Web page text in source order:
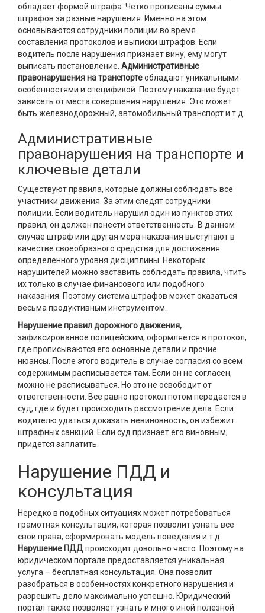
обладает формой штрафа. Четко прописаны суммы
штрафов за разные нарушения. Именно на этом
основываются сотрудники полиции во время
составления протоколов и выписки штрафов. Если
водитель после нарушения признает вину, ему могут
выписать постановление. Административные
правонарушения на транспортеобладают уникальными
особенностями и спецификой. Поэтому наказание будет
зависеть от места совершения нарушения. Это может
быть железнодорожный, автомобильный транспорт и т.д.
Административные
правонарушения на транспорте и
ключевые детали
Существуют правила, которые должны соблюдать все
участники движения. За этим следят сотрудники
полиции. Если водитель нарушил один из пунктов этих
правил, он должен понести ответственность. В данном
случае штраф или другая мера наказания выступают в
качестве своеобразного средства для достижения
определенного уровня дисциплины. Некоторых
нарушителей можно заставить соблюдать правила, чтить
их только в случае финансового или подобного
наказания. Поэтому система штрафов может оказаться
весьма продуктивным инструментом.
Нарушение правил дорожного движения,
зафиксированное полицейским, оформляется в протокол,
где прописываются его основные детали и прочие
нюансы. После этого водитель в случае согласия со всем
содержимым расписывается там. Если он не согласен,
можно не расписываться. Но это не освободит от
ответственности. Все равно протокол потом передается в
суд, где и будет происходить рассмотрение дела. Если
водителю удаться доказать невиновность, он избежит
штрафных санкций. Если суд признает его виновным,
придется заплатить.
Нарушение ПДД и
консультация
Нередко в подобных ситуациях может потребоваться
грамотная консультация, которая позволит узнать все
свои права, сформировать модель поведения и т.д.
Нарушение ПДДпроисходит довольно часто. Поэтому на
юридическом портале предоставляется уникальная
услуга – бесплатная консультация. Она позволит
разобраться в особенностях конкретного нарушения и
разрешить дело максимально успешно. Юридический
портал также позволяет узнать и много иной полезной